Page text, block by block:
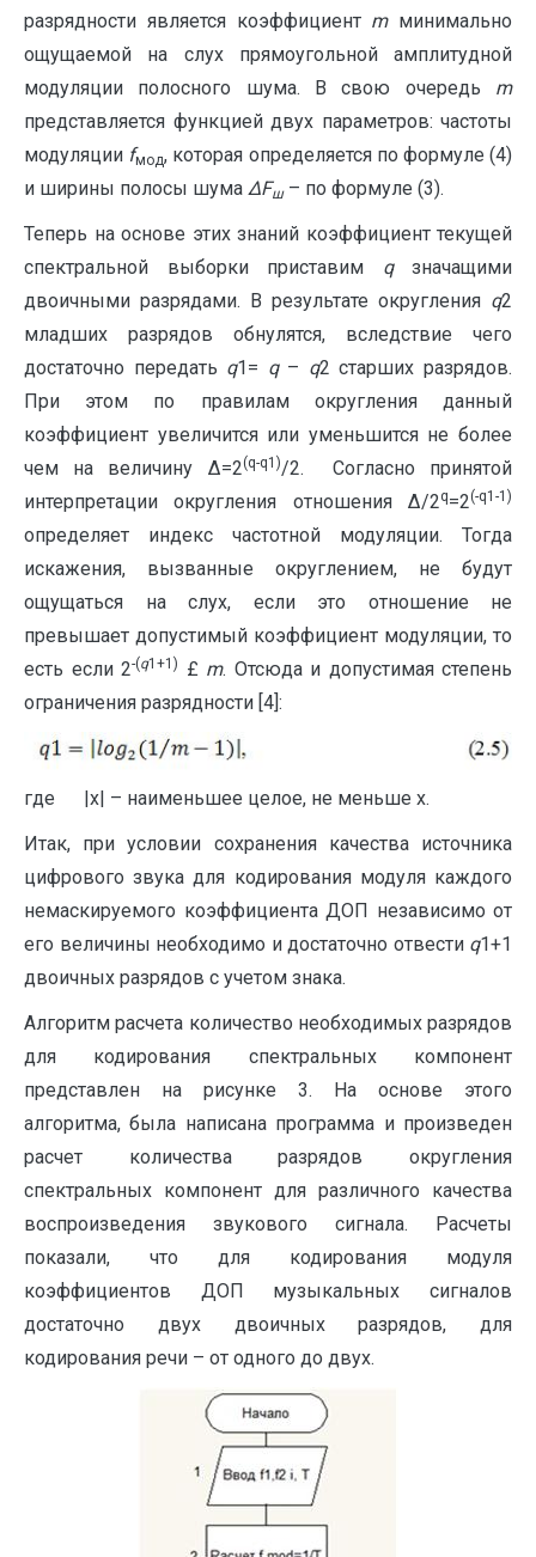
разрядности является коэффициент mминимально
ощущаемой на слух прямоугольной амплитудной
модуляции полосного шума. В свою очередь m
представляется функцией двух параметров: частоты
модуляции fмод, которая определяется по формуле (4)
и ширины полосы шума ∆Fш– по формуле (3).
Теперь на основе этих знаний коэффициент текущей
спектральной выборки приставим q значащими
двоичными разрядами. В результате округления q2
младших разрядов обнулятся, вследствие чего
достаточно передать q1= q– q2 старших разрядов.
При этом по правилам округления данный
коэффициент увеличится или уменьшится не более
чем на величину ∆=2(q-q1)/2. Согласно принятой
интерпретации округления отношения ∆/2q=2(-q1-1)
определяет индекс частотной модуляции. Тогда
искажения, вызванные округлением, не будут
ощущаться на слух, если это отношение не
превышает допустимый коэффициент модуляции, то
есть если 2-(q1+1) £ m. Отсюда и допустимая степень
ограничения разрядности [4]:
где |x| – наименьшее целое, не меньше х.
Итак, при условии сохранения качества источника
цифрового звука для кодирования модуля каждого
немаскируемого коэффициента ДОП независимо от
его величины необходимо и достаточно отвести q1+1
двоичных разрядов с учетом знака.
Алгоритм расчета количество необходимых разрядов
для кодирования спектральных компонент
представлен на рисунке 3. На основе этого
алгоритма, была написана программа и произведен
расчет количества разрядов округления
спектральных компонент для различного качества
воспроизведения звукового сигнала. Расчеты
показали, что для кодирования модуля
коэффициентов ДОП музыкальных сигналов
достаточно двух двоичных разрядов, для
кодирования речи – от одного до двух.